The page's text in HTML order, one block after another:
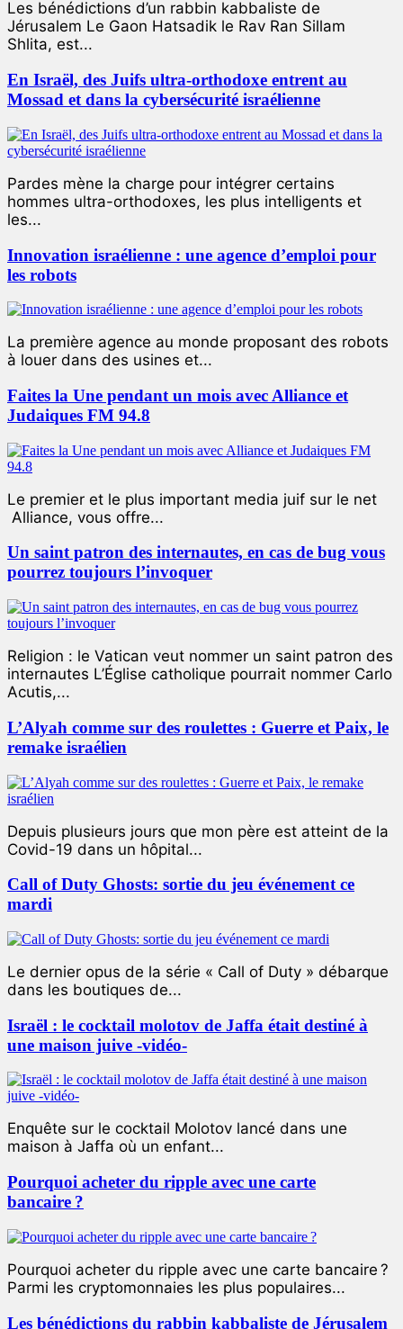
Les bénédictions d’un rabbin kabbaliste de
Jérusalem Le Gaon Hatsadik le Rav Ran Sillam
Shlita, est...
En Israël, des Juifs ultra-orthodoxe entrent au
Mossad et dans la cybersécurité israélienne
Pardes mène la charge pour intégrer certains
hommes ultra-orthodoxes, les plus intelligents et
les...
Innovation israélienne : une agence d’emploi pour
les robots
La première agence au monde proposant des robots
à louer dans des usines et...
Faites la Une pendant un mois avec Alliance et
Judaiques FM 94.8
Le premier et le plus important media juif sur le net
Alliance, vous offre...
Un saint patron des internautes, en cas de bug vous
pourrez toujours l’invoquer
Religion : le Vatican veut nommer un saint patron des
internautes L’Église catholique pourrait nommer Carlo
Acutis,...
L’Alyah comme sur des roulettes : Guerre et Paix, le
remake israélien
Depuis plusieurs jours que mon père est atteint de la
Covid-19 dans un hôpital...
Call of Duty Ghosts: sortie du jeu événement ce
mardi
Le dernier opus de la série « Call of Duty » débarque
dans les boutiques de...
Israël : le cocktail molotov de Jaffa était destiné à
une maison juive -vidéo-
Enquête sur le cocktail Molotov lancé dans une
maison à Jaffa où un enfant...
Pourquoi acheter du ripple avec une carte
bancaire ?
Pourquoi acheter du ripple avec une carte bancaire ?
Parmi les cryptomonnaies les plus populaires...
Les bénédictions du rabbin kabbaliste de Jérusalem